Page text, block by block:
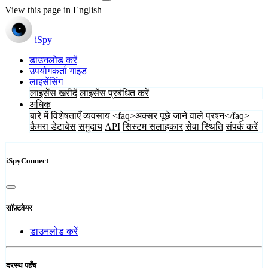
View this page in English
iSpy
डाउनलोड करें
उपयोगकर्ता गाइड
लाइसेंसिंग
लाइसेंस खरीदें लाइसेंस प्रबंधित करें
अधिक
बारे में विशेषताएँ व्यवसाय <faq>अक्सर पूछे जाने वाले प्रश्न</faq>
कैमरा डेटाबेस समुदाय API सिस्टम सलाहकार सेवा स्थिति संपर्क करें
iSpyConnect
सॉफ़्टवेयर
डाउनलोड करें
दूरस्थ पहुँच